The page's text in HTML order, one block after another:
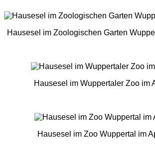
Hausesel im Zoologischen Garten
Hausesel im Wuppertaler Zoo im
Hausesel im Zoo Wuppertal im